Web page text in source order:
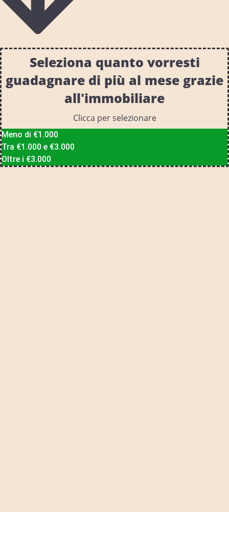
Seleziona quanto vorresti
guadagnare di più al mese grazie
all'immobiliare
Clicca per selezionare
Meno di €1.000
Tra €1.000 e €3.000
Oltre i €3.000